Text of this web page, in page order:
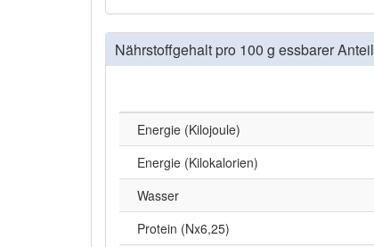
Nährstoffgehalt pro 100 g essbarer Anteil
Energie (Kilojoule)
Energie (Kilokalorien)
Wasser
Protein (Nx6,25)